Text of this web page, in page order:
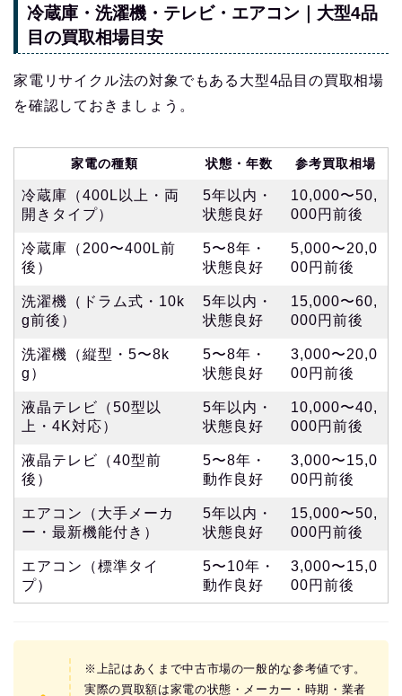
冷蔵庫・洗濯機・テレビ・エアコン｜大型4品
目の買取相場目安
家電リサイクル法の対象でもある大型4品目の買取相場
を確認しておきましょう。
家電の種類 状態・年数 参考買取相場
冷蔵庫（400L以上・両
開きタイプ）
5年以内・
状態良好
10,000〜50,
000円前後
冷蔵庫（200〜400L前
後）
5〜8年・
状態良好
5,000〜20,0
00円前後
洗濯機（ドラム式・10k
g前後）
5年以内・
状態良好
15,000〜60,
000円前後
洗濯機（縦型・5〜8k
g）
5〜8年・
状態良好
3,000〜20,0
00円前後
液晶テレビ（50型以
上・4K対応）
5年以内・
状態良好
10,000〜40,
000円前後
液晶テレビ（40型前
後）
5〜8年・
動作良好
3,000〜15,0
00円前後
エアコン（大手メーカ
ー・最新機能付き）
5年以内・
状態良好
15,000〜50,
000円前後
エアコン（標準タイ
プ）
5〜10年・
動作良好
3,000〜15,0
00円前後
※上記はあくまで中古市場の一般的な参考値です。
実際の買取額は家電の状態・メーカー・時期・業者